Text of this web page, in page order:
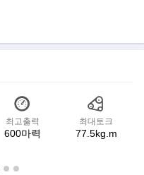
최고출력
600마력
최대토크
77.5kg.m